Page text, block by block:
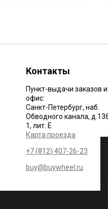
Контакты
Пункт-выдачи заказов и
офис:
Санкт-Петербург, наб.
Обводного канала,
1, лит. Е
Карта проезда
+7 (812) 407-26-23
buy@buywheel.ru